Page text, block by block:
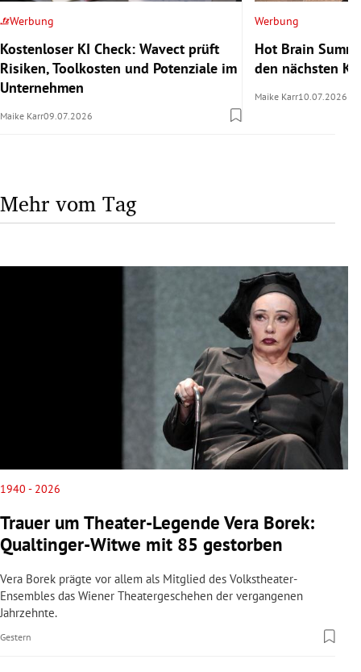
Werbung
Kostenloser KI Check: Wavect prüft
Risiken, Toolkosten und Potenziale im
Unternehmen
Maike Karr09.07.2026
Werbung
Hot Brain
den nächsten
Maike Karr10.07.2026
Mehr vom Tag
1940 - 2026
Trauer um Theater-Legende Vera Borek:
Qualtinger-Witwe mit 85 gestorben
Vera Borek prägte vor allem als Mitglied des Volkstheater-
Ensembles das Wiener Theatergeschehen der vergangenen
Jahrzehnte.
Gestern